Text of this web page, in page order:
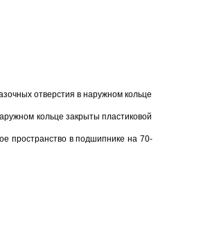
отверстия в наружном кольце
кольце закрыты пластиковой
пространство в подшипнике на 70-